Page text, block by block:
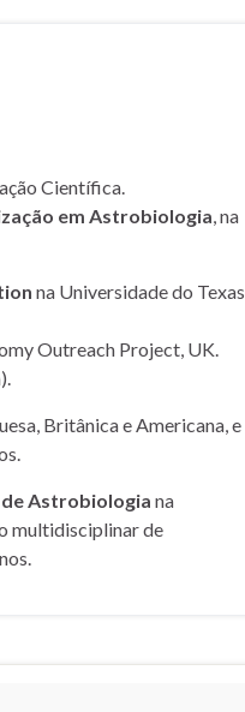
Científica.
em Astrobiologia, na
na Universidade do Texas
Outreach Project, UK.
Britânica e Americana, e
Astrobiologia na
multidisciplinar de